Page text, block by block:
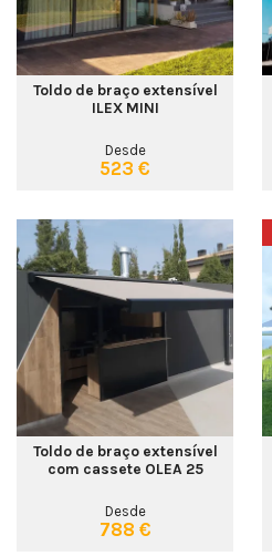
Toldo de braço extensível
ILEX MINI
Desde
523 €
Toldo de braço extensível
com cassete OLEA 25
Desde
788 €